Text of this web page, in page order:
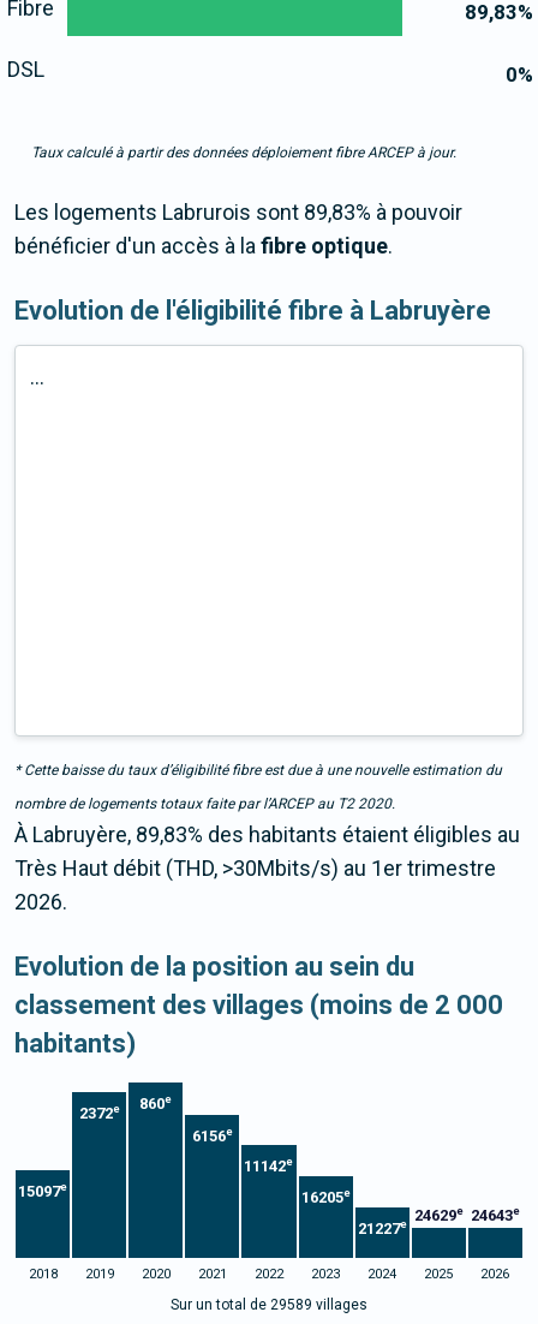
89,83%
0%
Fibre
DSL
Taux calculé à partir des données déploiement fibre ARCEP à jour.
Les logements Labrurois sont 89,83% à pouvoir
bénéficier d'un accès à lafibre optique.
Evolution de l'éligibilité fibre à Labruyère
...
* Cette baisse du taux d’éligibilité fibre est due à une nouvelle estimation du
nombre de logements totaux faite par l’ARCEP au T2 2020.
À Labruyère, 89,83% des habitants étaient éligibles au
Très Haut débit (THD, >30Mbits/s) au 1er trimestre
2026.
Evolution de la position au sein du
classement des villages (moins de 2 000
habitants)
15097e
2372e 860e
6156e
11142e
16205e
21227e 24629e 24643e
2018 2019 2020 2021 2022 2023 2024 2025 2026
Sur un total de 29589 villages